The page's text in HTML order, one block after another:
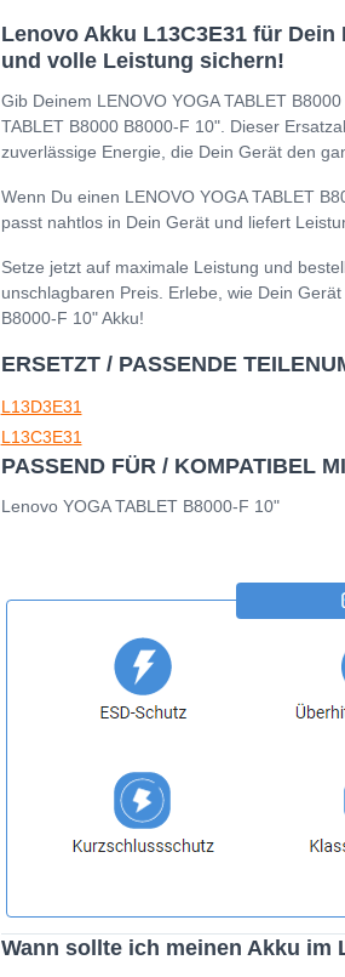
Lenovo Akku L13C3E31 für Dein
und volle Leistung sichern!
Gib Deinem LENOVO YOGA TABLET
TABLET B8000 B8000-F 10". Dieser
zuverlässige Energie, die Dein Gerät den
Wenn Du einen LENOVO YOGA TABLET
passt nahtlos in Dein Gerät und liefert
Setze jetzt auf maximale Leistung und
unschlagbaren Preis. Erlebe, wie Dein
B8000-F 10" Akku!
ERSETZT / PASSENDE
L13D3E31
L13C3E31
PASSEND FÜR / KOMPATIBEL
Lenovo YOGA TABLET B8000-F 10"
Wann sollte ich meinen Akku im